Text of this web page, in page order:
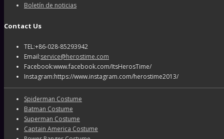
Boletín de noticias
Contact Us
TEL:+86-028-85293942
Email:service@herostime.com
Facebook:www.facebook.com/ItsHerosTime/
Instagram:https://www.instagram.com/herostime2013/
Spiderman Costume
Batman Costume
Superman Costume
Captain America Costume